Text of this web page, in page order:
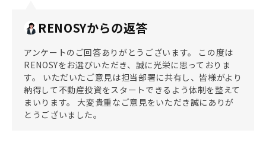
RENOSYからの返答
アンケートのご回答ありがとうございます。 この度は
RENOSYをお選びいただき、誠に光栄に思っておりま
す。 いただいたご意見は担当部署に共有し、皆様がより
納得して不動産投資をスタートできるよう体制を整えて
まいります。 大変貴重なご意見をいただき誠にありが
とうございました。